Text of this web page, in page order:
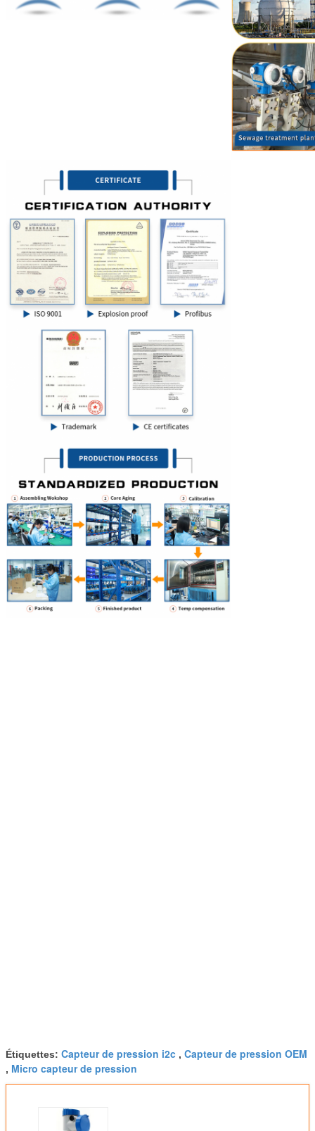
Laisser un
Nous vous
Étiquettes: Capteur de pression i2c , Capteur de pression OEM
, Micro capteur de pression